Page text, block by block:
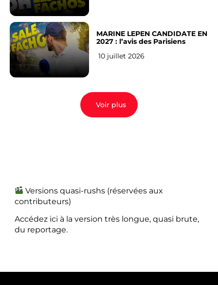
MARINE LEPEN CANDIDATE EN
2027 : l’avis des Parisiens
10 juillet 2026
Voir plus
Versions quasi-rushs (réservées aux
contributeurs)
Accédez ici à la version très longue, quasi brute,
du reportage.